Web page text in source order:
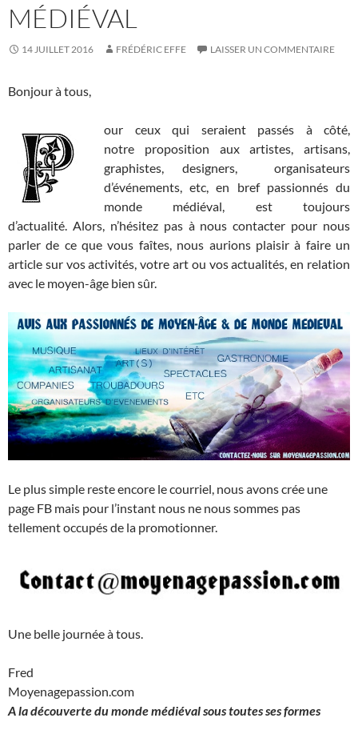
MÉDIÉVAL
14 JUILLET 2016 FRÉDÉRIC EFFE LAISSER UN COMMENTAIRE
Bonjour à tous,
our ceux qui seraient passés à côté,
notre proposition aux artistes, artisans,
graphistes, designers, organisateurs
d’événements, etc, en bref passionnés du
monde médiéval, est toujours
d’actualité. Alors, n’hésitez pas à nous contacter pour nous
parler de ce que vous faîtes, nous aurions plaisir à faire un
article sur vos activités, votre art ou vos actualités, en relation
avec le moyen-âge bien sûr.
Le plus simple reste encore le courriel, nous avons crée une
page FB mais pour l’instant nous ne nous sommes pas
tellement occupés de la promotionner.
Une belle journée à tous.
Fred
Moyenagepassion.com
A la découverte du monde médiéval sous toutes ses formes